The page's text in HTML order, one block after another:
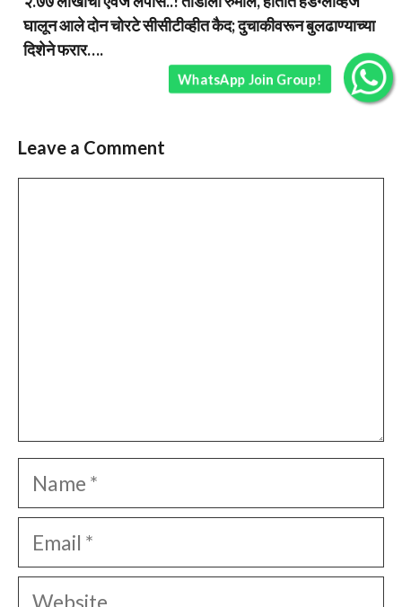
घालून आले दोन चोरटे सीसीटीव्हीत कैद; दुचाकीवरून बुलढाण्याच्या
दिशेने फरार….
Leave a Comment
Name
Email
Website
WhatsApp Join Group!